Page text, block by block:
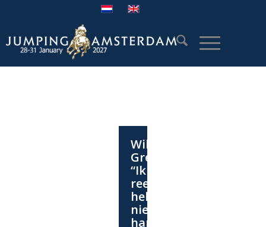
Willem
Greve:
“Ik
reed
helemaal
niet
hard”